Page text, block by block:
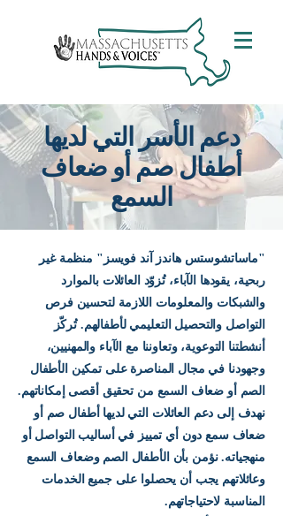
دعم الأسر التي لديها
أطفال صم أو ضعاف
السمع
"ماساتشوستس هاندز آند فويسز" منظمة غير
ربحية، يقودها الآباء، تُزوّد العائلات بالموارد
والشبكات والمعلومات اللازمة لتحسين فرص
التواصل والتحصيل التعليمي لأطفالهم. تُركّز
أنشطتنا التوعوية، وتعاوننا مع الآباء والمهنيين،
وجهودنا في مجال المناصرة على تمكين الأطفال
الصم أو ضعاف السمع من تحقيق أقصى إمكاناتهم.
نهدف إلى دعم العائلات التي لديها أطفال صم أو
ضعاف سمع دون أي تمييز في أساليب التواصل أو
منهجياته. نؤمن بأن الأطفال الصم وضعاف السمع
وعائلاتهم يجب أن يحصلوا على جميع الخدمات
المناسبة لاحتياجاتهم.